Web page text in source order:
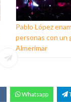
Pablo López
personas con un
Almerimar
Whatsapp